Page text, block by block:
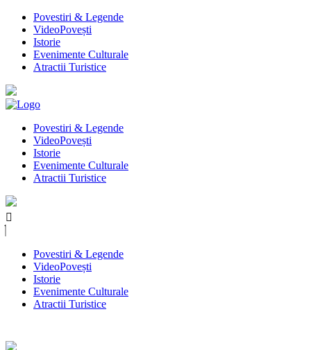
Povestiri & Legende
VideoPovești
Istorie
Evenimente Culturale
Atractii Turistice
Povestiri & Legende
VideoPovești
Istorie
Evenimente Culturale
Atractii Turistice
Povestiri & Legende
VideoPovești
Istorie
Evenimente Culturale
Atractii Turistice